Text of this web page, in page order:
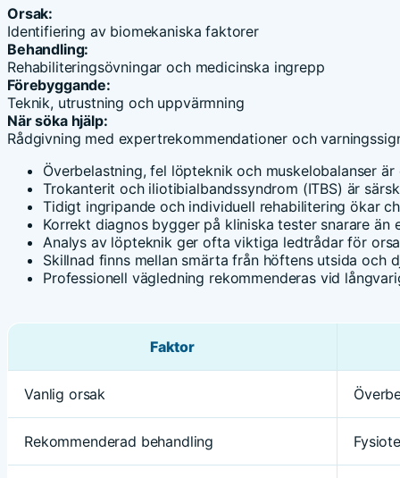
Orsak:
Identifiering av biomekaniska faktorer
Behandling:
Rehabiliteringsövningar och medicinska ingrepp
Förebyggande:
Teknik, utrustning och uppvärmning
När söka hjälp:
Rådgivning med expertrekommendationer och
Överbelastning, fel löpteknik och muskelobalanser
Trokanterit och iliotibialbandssyndrom (ITBS) är
Tidigt ingripande och individuell rehabilitering ökar
Korrekt diagnos bygger på kliniska tester snarare än
Analys av löpteknik ger ofta viktiga ledtrådar för
Skillnad finns mellan smärta från höftens utsida och
Professionell vägledning rekommenderas vid
Faktor
Vanlig orsak
Rekommenderad behandling